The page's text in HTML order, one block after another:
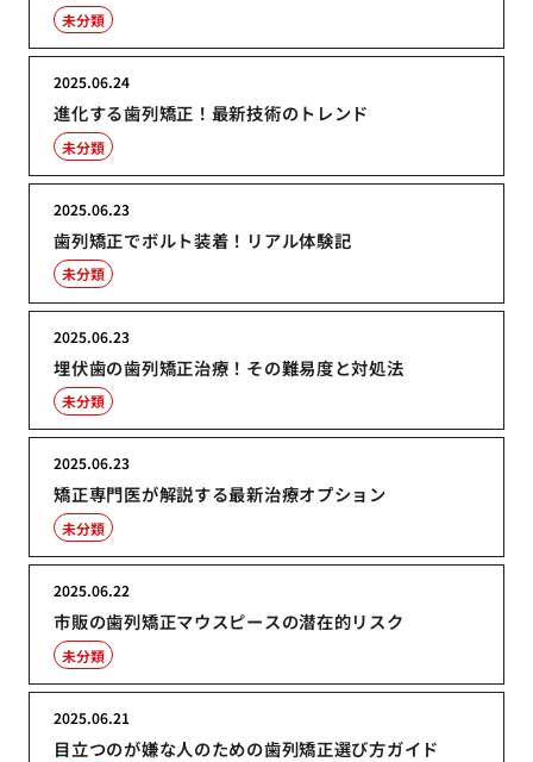
未分類
進化する歯列矯正！最新技術のトレンド
2025.06.24
未分類
歯列矯正でボルト装着！リアル体験記
2025.06.23
未分類
埋伏歯の歯列矯正治療！その難易度と対処法
2025.06.23
未分類
矯正専門医が解説する最新治療オプション
2025.06.23
未分類
市販の歯列矯正マウスピースの潜在的リスク
2025.06.22
未分類
目立つのが嫌な人のための歯列矯正選び方ガイド
2025.06.21